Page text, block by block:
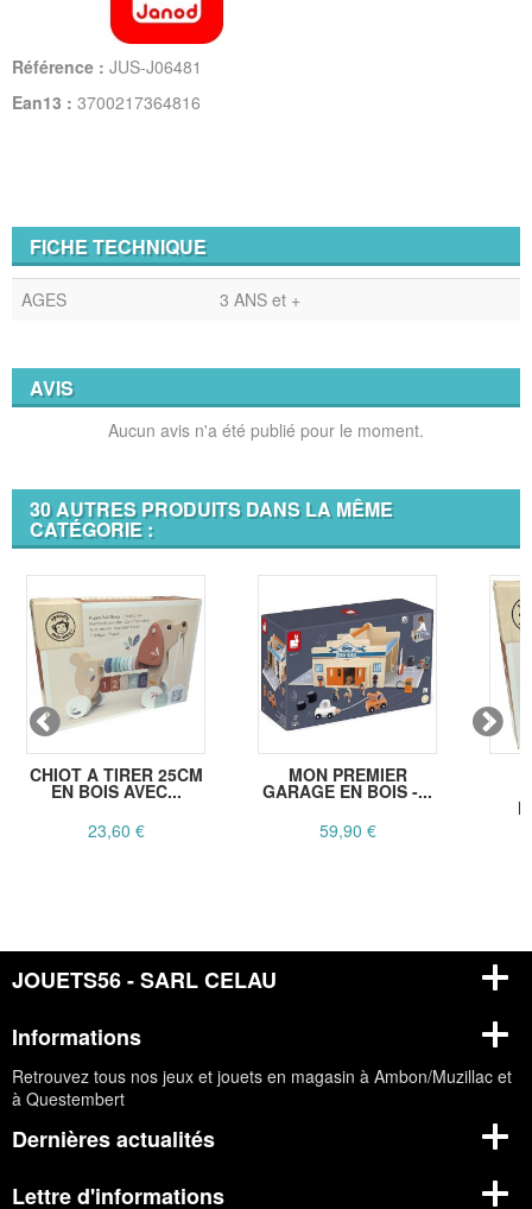
Référence : JUS-J06481
Ean13 : 3700217364816
FICHE TECHNIQUE
AGES 3 ANS et +
AVIS
Aucun avis n'a été publié pour le moment.
30 AUTRES PRODUITS DANS LA MÊME
CATÉGORIE :
CHIOT A TIRER 25CM
EN BOIS AVEC...
23,60 €
MON PREMIER
GARAGE EN BOIS -...
59,90 €
JOUETS56 - SARL CELAU
Informations
Retrouvez tous nos jeux et jouets en magasin à Ambon/Muzillac et
à Questembert
Dernières actualités
Lettre d'informations